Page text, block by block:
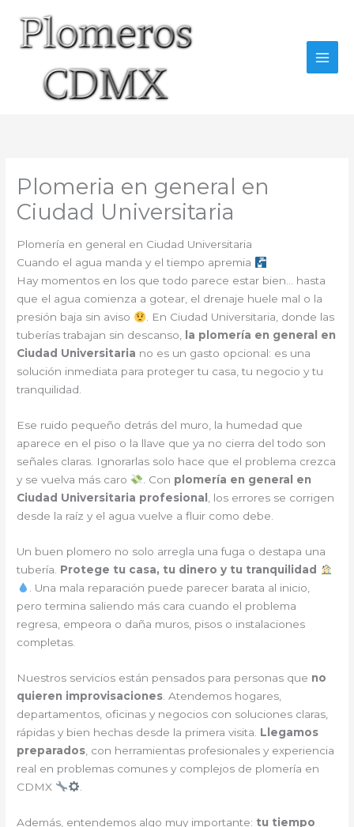
contenido
Plomeria en general en
Ciudad Universitaria
Plomería en general en Ciudad Universitaria
Cuando el agua manda y el tiempo apremia
Hay momentos en los que todo parece estar bien… hasta
que el agua comienza a gotear, el drenaje huele mal o la
presión baja sin aviso
. En Ciudad Universitaria, donde las
tuberías trabajan sin descanso, la plomería en general en
Ciudad Universitaria no es un gasto opcional: es una
solución inmediata para proteger tu casa, tu negocio y tu
tranquilidad.
Ese ruido pequeño detrás del muro, la humedad que
aparece en el piso o la llave que ya no cierra del todo son
señales claras. Ignorarlas solo hace que el problema crezca
y se vuelva más caro
. Con plomería en general en
Ciudad Universitaria profesional
, los errores se corrigen
desde la raíz y el agua vuelve a fluir como debe.
Un buen plomero no solo arregla una fuga o destapa una
tubería. Protege tu casa, tu dinero y tu tranquilidad
. Una mala reparación puede parecer barata al inicio,
pero termina saliendo más cara cuando el problema
regresa, empeora o daña muros, pisos o instalaciones
completas.
Nuestros servicios están pensados para personas que no
quieren improvisaciones . Atendemos hogares,
departamentos, oficinas y negocios con soluciones claras,
rápidas y bien hechas desde la primera visita. Llegamos
preparados , con herramientas profesionales y experiencia
real en problemas comunes y complejos de plomería en
CDMX
Además, entendemos algo muy importante: tu tiempo